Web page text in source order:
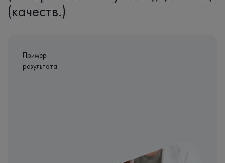
(качеств.)
Пример
результата